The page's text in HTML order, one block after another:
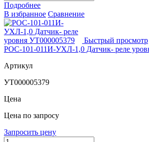
Подробнее
В избранное Сравнение
Быстрый просмотр
РОС-101-011И-УХЛ-1,0 Датчик- реле
Артикул
УТ000005379
Цена
Цена по запросу
Запросить цену